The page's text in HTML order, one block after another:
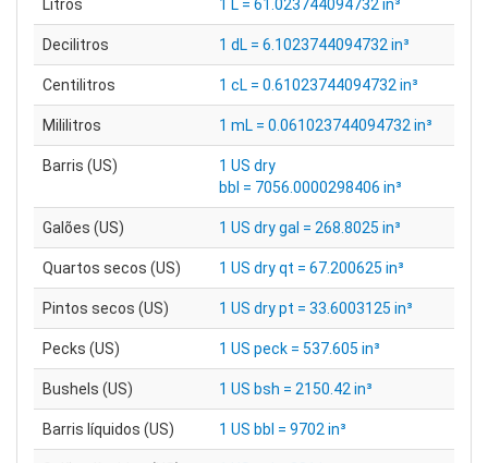
Litros 1 L = 61.023744094732 in³
Decilitros 1 dL = 6.1023744094732 in³
Centilitros 1 cL = 0.61023744094732 in³
Mililitros 1 mL = 0.061023744094732 in³
Barris (US)
1 US dry
bbl = 7056.0000298406 in³
Galões (US) 1 US dry gal = 268.8025 in³
Quartos secos (US) 1 US dry qt = 67.200625 in³
Pintos secos (US) 1 US dry pt = 33.6003125 in³
Pecks (US) 1 US peck = 537.605 in³
Bushels (US) 1 US bsh = 2150.42 in³
Barris líquidos (US) 1 US bbl = 9702 in³